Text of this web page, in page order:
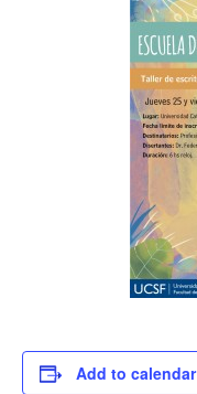
Add to calendar